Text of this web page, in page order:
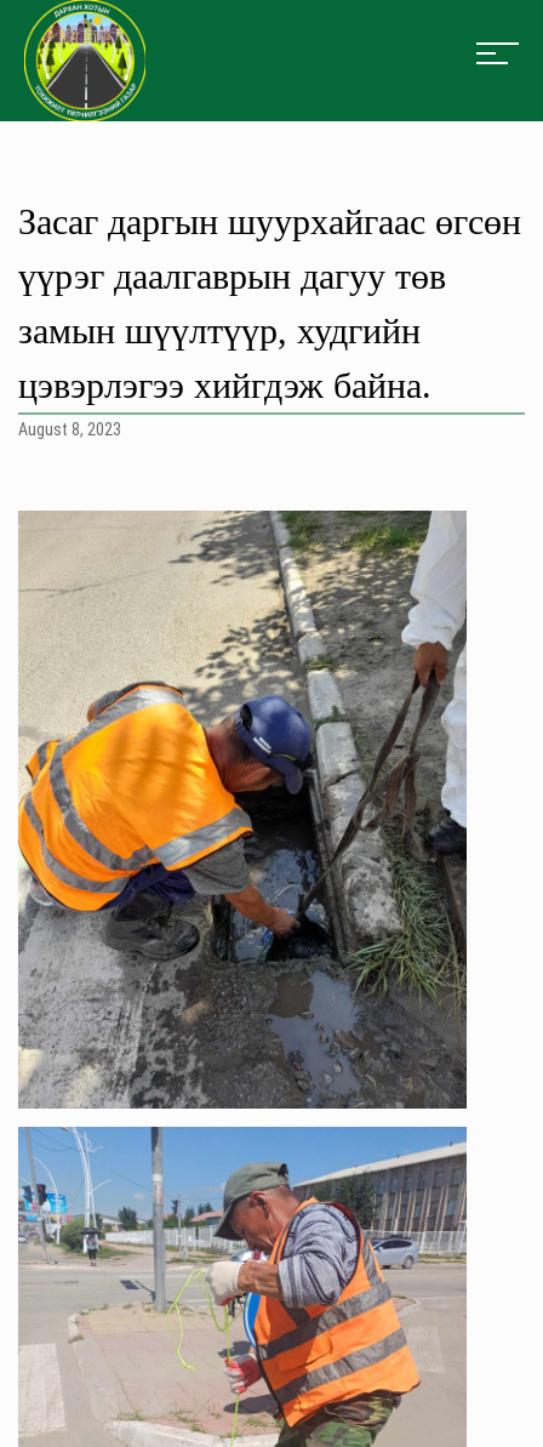
Засаг даргын шуурхайгаас өгсөн
үүрэг даалгаврын дагуу төв
замын шүүлтүүр, худгийн
цэвэрлэгээ хийгдэж байна.
August 8, 2023